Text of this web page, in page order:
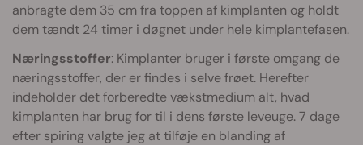
anbragte dem 35 cm fra toppen af kimplanten og holdt
dem tændt 24 timer i døgnet under hele kimplantefasen.
Næringsstoffer: Kimplanter bruger i første omgang de
næringsstoffer, der er findes i selve frøet. Herefter
indeholder det forberedte vækstmedium alt, hvad
kimplanten har brug for til i dens første leveuge. 7 dage
efter spiring valgte jeg at tilføje en blanding af